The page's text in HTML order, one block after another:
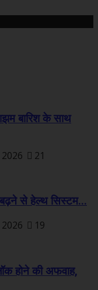
बारिश के साथ
2026 21
बढ़ने से हेल्थ सिस्टम...
2026 19
होने की अफवाह,